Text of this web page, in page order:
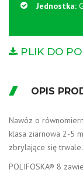
Jednostka:
PLIK DO
OPIS
Nawóz o
klasa ziarnowa 2-5
zbrylające się
POLIFOSKA® 8